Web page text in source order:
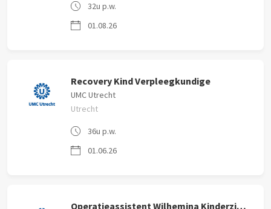
32u p.w.
01.08.26
Recovery Kind Verpleegkundige
UMC Utrecht
Utrecht
36u p.w.
01.06.26
Operatieassistent Wilhemina Kinderziekenhuis